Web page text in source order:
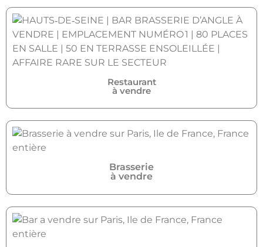
Restaurant
à vendre
Brasserie
à vendre